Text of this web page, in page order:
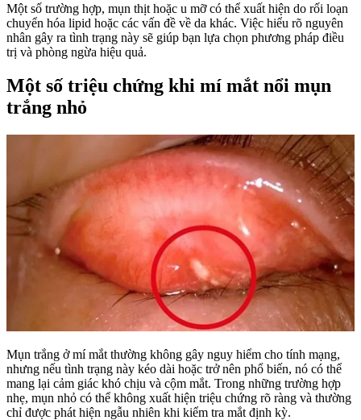
Một số trường hợp, mụn thịt hoặc u mỡ có thể xuất hiện do rối loạn
chuyển hóa lipid hoặc các vấn đề về da khác. Việc hiểu rõ nguyên
nhân gây ra tình trạng này sẽ giúp bạn lựa chọn phương pháp điều
trị và phòng ngừa hiệu quả.
Một số triệu chứng khi mí mắt nổi mụn
trắng nhỏ
Mụn trắng ở mí mắt thường không gây nguy hiểm cho tính mạng,
nhưng nếu tình trạng này kéo dài hoặc trở nên phổ biến, nó có thể
mang lại cảm giác khó chịu và cộm mắt. Trong những trường hợp
nhẹ, mụn nhỏ có thể không xuất hiện triệu chứng rõ ràng và thường
chỉ được phát hiện ngẫu nhiên khi kiểm tra mắt định kỳ.